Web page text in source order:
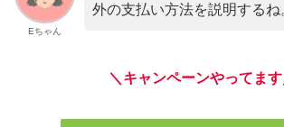
Eちゃん
外の支払い方法を説明するね
＼キャンペーンやってま